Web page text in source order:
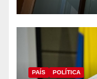
PAÍS POLÍTICA